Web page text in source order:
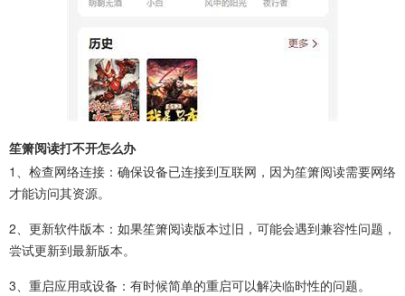
笙箫阅读打不开怎么办
‌1、检查网络连接‌：确保设备已连接到互联网，因为笙箫阅读需要网络
才能访问其资源。‌
‌2、更新软件版本‌：如果笙箫阅读版本过旧，可能会遇到兼容性问题，
尝试更新到最新版本。‌
‌3、重启应用或设备‌：有时候简单的重启可以解决临时性的问题。